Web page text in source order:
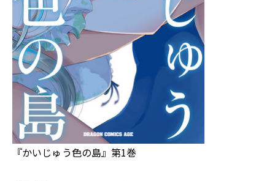
『かいじゅう色の島』第1巻